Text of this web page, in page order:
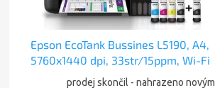
Epson EcoTank Bussines L5190, A4,
5760x1440 dpi, 33str/15ppm, Wi-Fi
, fax, ADF, All-in-One Ink Printer,
prodej skončil - nahrazeno novým